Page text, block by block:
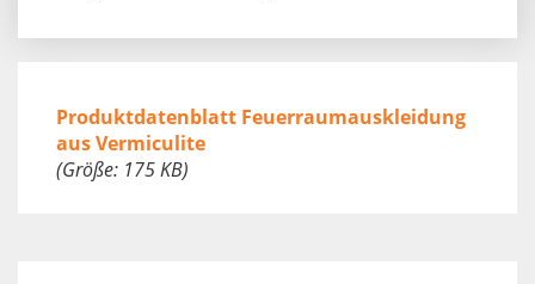
Produktdatenblatt Feuerraumauskleidung
aus Vermiculite
(Größe: 175 KB)